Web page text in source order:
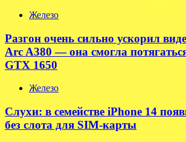
Железо
Разгон очень сильно ускорил
Arc A380 — она смогла
GTX 1650
Железо
Слухи: в семействе iPhone 14
без слота для SIM-карты